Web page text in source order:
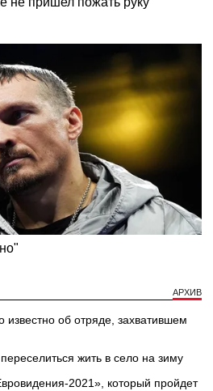
АРХИВ
известно об отряде, захватившем
жить в село на зиму
2021», который пройдет